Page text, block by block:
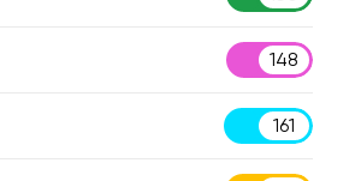
148
161